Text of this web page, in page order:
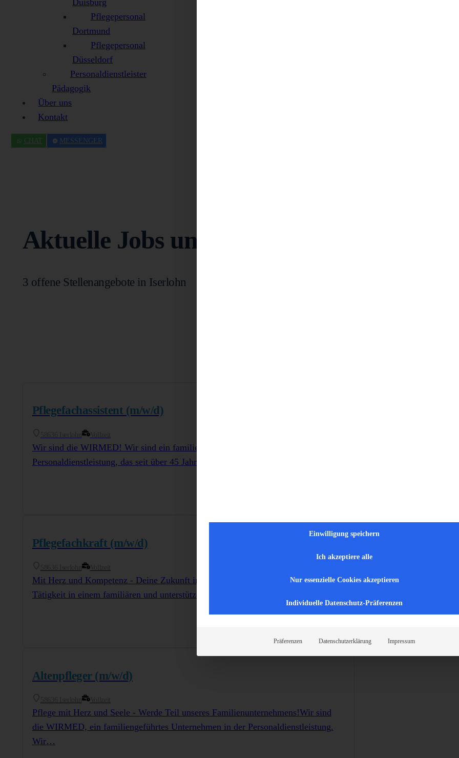
Duisburg
Pflegepersonal
Dortmund
Pflegepersonal
Düsseldorf
Personaldienstleister
Pädagogik
Über uns
Kontakt
CHAT MESSENGER
Aktuelle Jobs und Stellenangebote in
3 offene Stellenangebote in Iserlohn
Pflegefachassistent (m/w/d)
Vollzeit
Wir sind die WIRMED! Wir sind ein familiengeführtes Unternehmen in der
Personaldienstleistung, das seit über 45 Jahren erfolgreich im Bereich…
Pflegefachkraft (m/w/d)
Vollzeit
Mit Herz und Kompetenz - Deine Zukunft in der Pflege!Du suchst eine sinnvolle
Tätigkeit in einem familiären und unterstützenden Umfeld?Dann…
Altenpfleger (m/w/d)
Vollzeit
Pflege mit Herz und Seele - Werde Teil unseres Familienunternehmens!Wir sind
die WIRMED, ein familiengeführtes Unternehmen in der Personaldienstleistung.
Wir…
Einwilligung speichern
Ich akzeptiere alle
Nur essenzielle Cookies akzeptieren
Individuelle Datenschutz-Präferenzen
Präferenzen Datenschutzerklärung Impressum